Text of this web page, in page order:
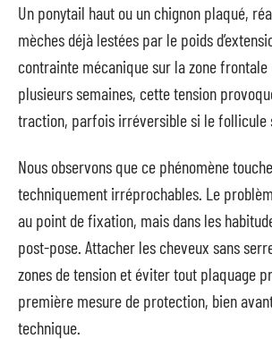
Un ponytail haut ou un chignon plaqué,
mèches déjà lestées par le poids
contrainte mécanique sur la zone
plusieurs semaines, cette tension
traction, parfois irréversible si le follicule
Nous observons que ce phénomène
techniquement irréprochables. Le
au point de fixation, mais dans les
post-pose. Attacher les cheveux sans
zones de tension et éviter tout plaquage
première mesure de protection, bien
technique.